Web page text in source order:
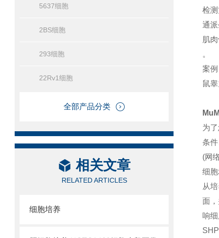
5637细胞
2BS细胞
293细胞
22Rv1细胞
全部产品分类
相关文章
RELATED ARTICLES
细胞培养
检
通
肌
。
案
鼠
为
条
(网
细
从
面
响